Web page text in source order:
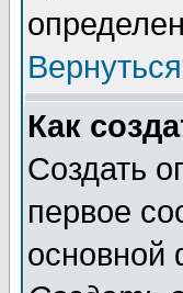
Как
Создать
первое